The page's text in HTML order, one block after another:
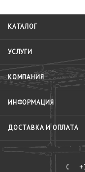
КАТАЛОГ
УСЛУГИ
КОМПАНИЯ
ИНФОРМАЦИЯ
ДОСТАВКА И ОПЛАТА